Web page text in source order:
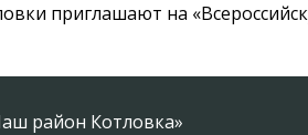
приглашают на
район Котловка»